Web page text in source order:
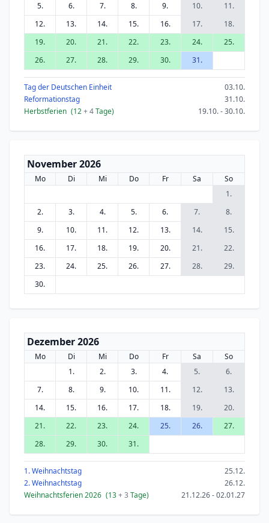
5.
6. 7. 8. 9. 10.
11.
12.
13. 14. 15. 16. 17.
18.
19.
20. 21. 22. 23. 24.
25.
26.
27. 28. 29. 30. 31.
Tag der Deutschen Einheit
03.10.
Reformationstag
31.10.
Herbstferien (12+ 4Tage) 19.10. - 30.10.
November 2026
Mo Di Mi Do Fr Sa
So
1.
2.
3. 4. 5. 6. 7.
8.
9.
10. 11. 12. 13. 14.
15.
16.
17. 18. 19. 20. 21.
22.
23.
24. 25. 26. 27. 28.
29.
30.
Dezember 2026
Mo Di Mi Do Fr Sa
So
1.
2. 3. 4. 5.
6.
7.
8. 9. 10. 11. 12.
13.
14.
15. 16. 17. 18. 19.
20.
21.
22. 23. 24. 25. 26.
27.
28.
29. 30. 31.
1. Weihnachtstag
25.12.
2. Weihnachtstag
26.12.
Weihnachtsferien 2026 (13+ 3 Tage) 21.12.26 - 02.01.27